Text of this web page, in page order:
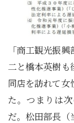
「商工観光振
二と橋本英樹も
同店を訪れて
た。つまりは
だ。松田部長（